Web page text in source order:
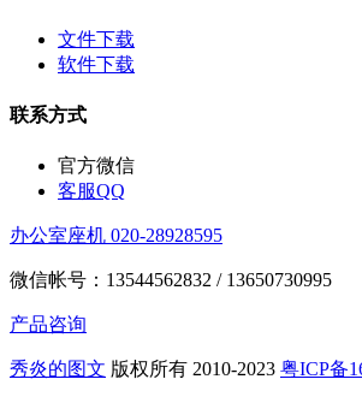
文件下载
软件下载
联系方式
官方微信
客服QQ
办公室座机 020-28928595
微信帐号：13544562832 / 13650730995
产品咨询
秀炎的图文 版权所有 2010-2023 粤ICP备